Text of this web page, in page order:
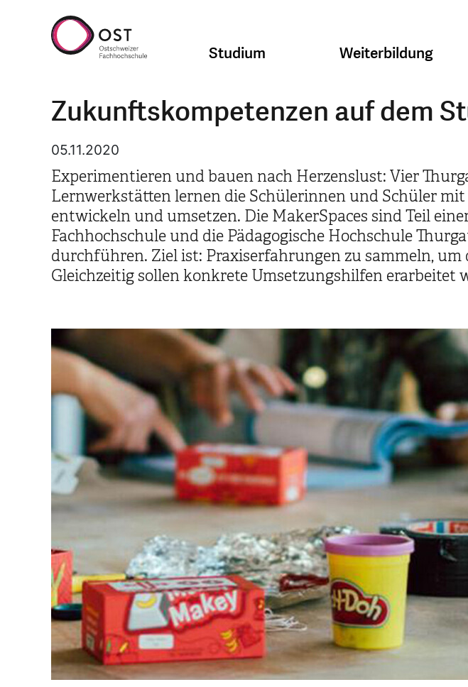
Studium Weiterbildung
Zukunftskompetenzen auf dem
05.11.2020
Experimentieren und bauen nach Herzenslust: Vier
Lernwerkstätten lernen die Schülerinnen und Schüler
entwickeln und umsetzen. Die MakerSpaces sind Teil
Fachhochschule und die Pädagogische Hochschule
durchführen. Ziel ist: Praxiserfahrungen zu sammeln,
Gleichzeitig sollen konkrete Umsetzungshilfen erarbeitet